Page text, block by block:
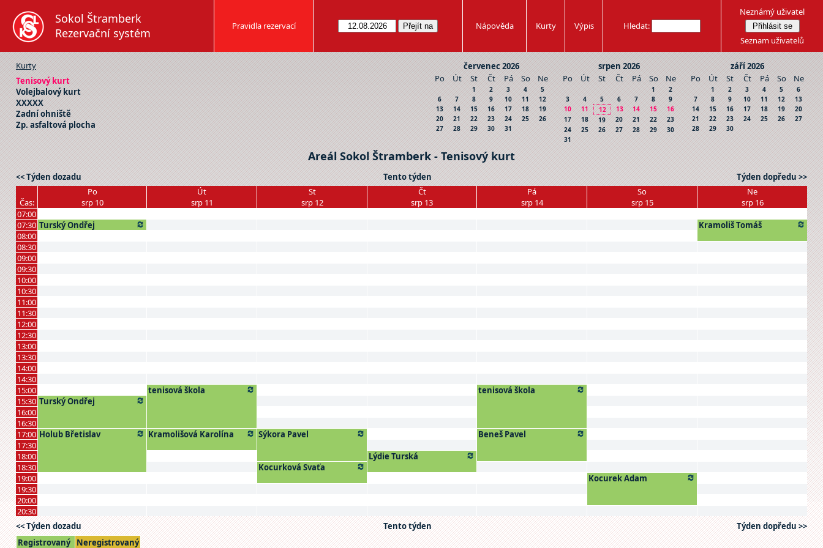
Sokol Štramberk
Rezervační systém
Pravidla rezervací Nápověda Kurty Výpis Hledat:
Neznámý uživatel
Seznam uživatelů
Kurty
Tenisový kurt
Volejbalový kurt
XXXXX
Zadní ohniště
Zp. asfaltová plocha
červenec 2026
Po
Út St Čt Pá So Ne
1 2 3 4
5
6
7 8 9 10 11
12
13
14 15 16 17 18
19
20
21 22 23 24 25
26
27
28 29 30 31
srpen 2026
Po
Út St Čt Pá So Ne
1
2
3
4 5 6 7 8
9
10
11 12 13 14 15
16
17
18 19 20 21 22
23
24
25 26 27 28 29
30
31
září 2026
Po
Út St Čt Pá So Ne
1 2 3 4 5
6
7
8 9 10 11 12
13
14
15 16 17 18 19
20
21
22 23 24 25 26
27
28
29 30
Areál Sokol Štramberk - Tenisový kurt
<< Týden dozadu Tento týden Týden dopředu >>
Čas:
Po
srp 10
Út
srp 11
St
srp 12
Čt
srp 13
Pá
srp 14
So
srp 15
Ne
srp 16
07:00
07:30 Turský Ondřej
Kramoliš Tomáš
08:00
08:30
09:00
09:30
10:00
10:30
11:00
11:30
12:00
12:30
13:00
13:30
14:00
14:30
15:00
tenisová škola
tenisová škola
15:30 Turský Ondřej
16:00
16:30
17:00 Holub Břetislav Kramolišová Karolína Sýkora Pavel
Beneš Pavel
17:30
18:00
Lýdie Turská
18:30
Kocurková Svaťa
19:00
Kocurek Adam
19:30
20:00
20:30
<< Týden dozadu
Tento týden
Týden dopředu >>
Registrovaný
Neregistrovaný